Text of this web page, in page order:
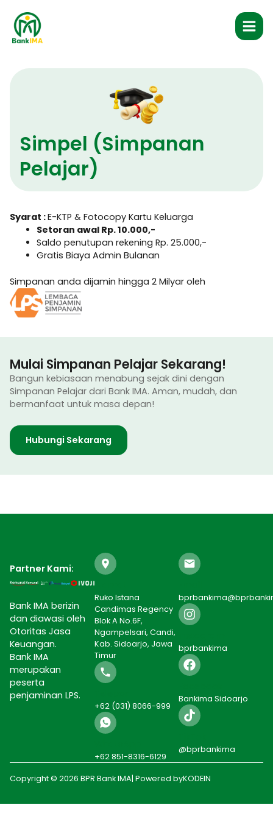
content
Main
Simpel (Simpanan
Pelajar)
Syarat :E-KTP & Fotocopy Kartu Keluarga
Setoran awal Rp. 10.000,-
Saldo penutupan rekening Rp. 25.000,-
Gratis Biaya Admin Bulanan
Simpanan anda dijamin hingga 2 Milyar oleh
Mulai Simpanan Pelajar Sekarang!
Bangun kebiasaan menabung sejak dini dengan
Simpanan Pelajar dari Bank IMA. Aman, mudah, dan
bermanfaat untuk masa depan!
Hubungi Sekarang
Partner Kami:
Bank IMA berizin
dan diawasi oleh
Otoritas Jasa
Keuangan.
Bank IMA
merupakan
peserta
penjaminan LPS.
Alamat
Ruko Istana
Candimas Regency
Blok A No.6F,
Ngampelsari, Candi,
Kab. Sidoarjo, Jawa
Timur
+62 (031) 8066-999
+62 851-8316-6129
bprbankima
Bankima Sidoarjo
@bprbankima
Copyright © 2026 BPR Bank IMA| Powered byKODEIN